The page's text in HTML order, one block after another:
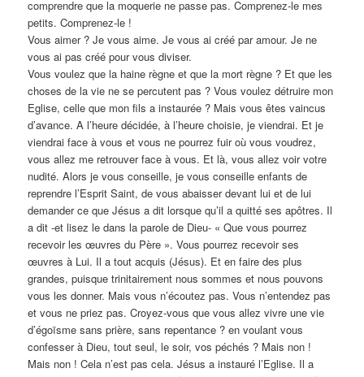
comprendre que la moquerie ne passe pas. Comprenez-le mes
petits. Comprenez-le !
Vous aimer ? Je vous aime. Je vous ai créé par amour. Je ne
vous ai pas créé pour vous diviser.
Vous voulez que la haine règne et que la mort règne ? Et que les
choses de la vie ne se percutent pas ? Vous voulez détruire mon
Eglise, celle que mon fils a instaurée ? Mais vous êtes vaincus
d’avance. A l’heure décidée, à l’heure choisie, je viendrai. Et je
viendrai face à vous et vous ne pourrez fuir où vous voudrez,
vous allez me retrouver face à vous. Et là, vous allez voir votre
nudité. Alors je vous conseille, je vous conseille enfants de
reprendre l’Esprit Saint, de vous abaisser devant lui et de lui
demander ce que Jésus a dit lorsque qu’il a quitté ses apôtres. Il
a dit -et lisez le dans la parole de Dieu- « Que vous pourrez
recevoir les œuvres du Père ». Vous pourrez recevoir ses
œuvres à Lui. Il a tout acquis (Jésus). Et en faire des plus
grandes, puisque trinitairement nous sommes et nous pouvons
vous les donner. Mais vous n’écoutez pas. Vous n’entendez pas
et vous ne priez pas. Croyez-vous que vous allez vivre une vie
d’égoïsme sans prière, sans repentance ? en voulant vous
confesser à Dieu, tout seul, le soir, vos péchés ? Mais non !
Mais non ! Cela n’est pas cela. Jésus a instauré l’Eglise. Il a